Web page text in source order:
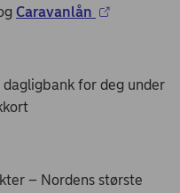
Caravanlån
for deg under
– Nordens største